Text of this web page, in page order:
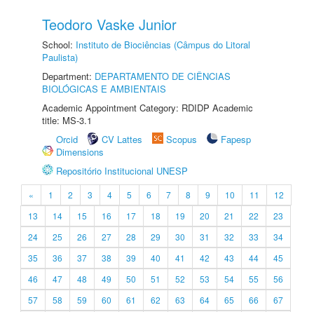
Teodoro Vaske Junior
School: Instituto de Biociências (Câmpus do Litoral
Paulista)
Department: DEPARTAMENTO DE CIÊNCIAS
BIOLÓGICAS E AMBIENTAIS
Academic Appointment Category: RDIDP Academic
title: MS-3.1
Orcid
CV Lattes Scopus
Fapesp
Dimensions
Repositório Institucional UNESP
« 1 2 3 4 5 6 7 8 9 10 11
12
13
14 15 16 17 18 19 20 21 22
23
24
25 26 27 28 29 30 31 32 33
34
35
36 37 38 39 40 41 42 43 44
45
46
47 48 49 50 51 52 53 54 55
56
57
58 59 60 61 62 63 64 65 66
67